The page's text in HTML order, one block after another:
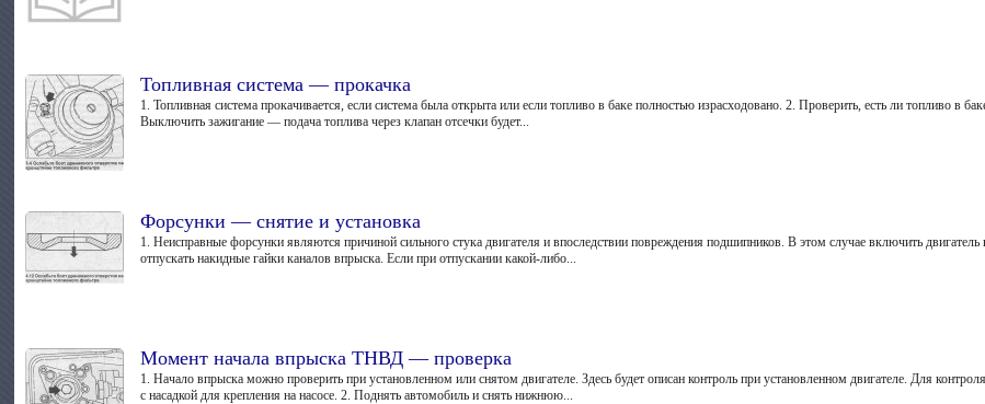
Топливная система — прокачка
1. Топливная система прокачивается, если система была открыта или если топливо в баке полностью израсходовано. 2. Проверить, есть ли топливо в
Выключить зажигание — подача топлива через клапан отсечки будет...
Форсунки — снятие и установка
1. Неисправные форсунки являются причиной сильного стука двигателя и впоследствии повреждения подшипников. В этом случае включить
отпускать накидные гайки каналов впрыска. Если при отпускании какой-либо...
Момент начала впрыска ТНВД — проверка
1. Начало впрыска можно проверить при установленном или снятом двигателе. Здесь будет описан контроль при установленном двигателе. Для
с насадкой для крепления на насосе. 2. Поднять автомобиль и снять нижнюю...